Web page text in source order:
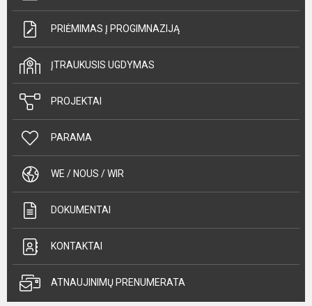
PRIĖMIMAS Į PROGIMNAZIJĄ
ĮTRAUKUSIS UGDYMAS
PROJEKTAI
PARAMA
WE / NOUS / WIR
DOKUMENTAI
KONTAKTAI
ATNAUJINIMŲ PRENUMERATA